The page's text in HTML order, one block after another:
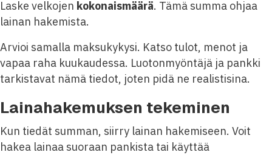
(€) % (€)
Laske velkojen kokonaismäärä. Tämä summa ohjaa
lainan hakemista.
Arvioi samalla maksukykysi. Katso tulot, menot ja
vapaa raha kuukaudessa. Luotonmyöntäjä ja pankki
tarkistavat nämä tiedot, joten pidä ne realistisina.
Lainahakemuksen tekeminen
Kun tiedät summan, siirry lainan hakemiseen. Voit
hakea lainaa suoraan pankista tai käyttää